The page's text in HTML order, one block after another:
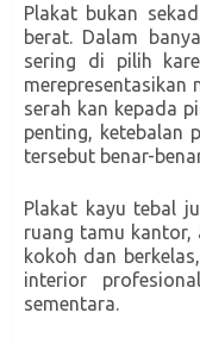
Plakat bukan
berat. Dalam
sering di pilih
merepresentasikan
serah kan kepada
penting, ketebalan
tersebut benar-
Plakat kayu tebal
ruang tamu kantor,
kokoh dan
interior
sementara.